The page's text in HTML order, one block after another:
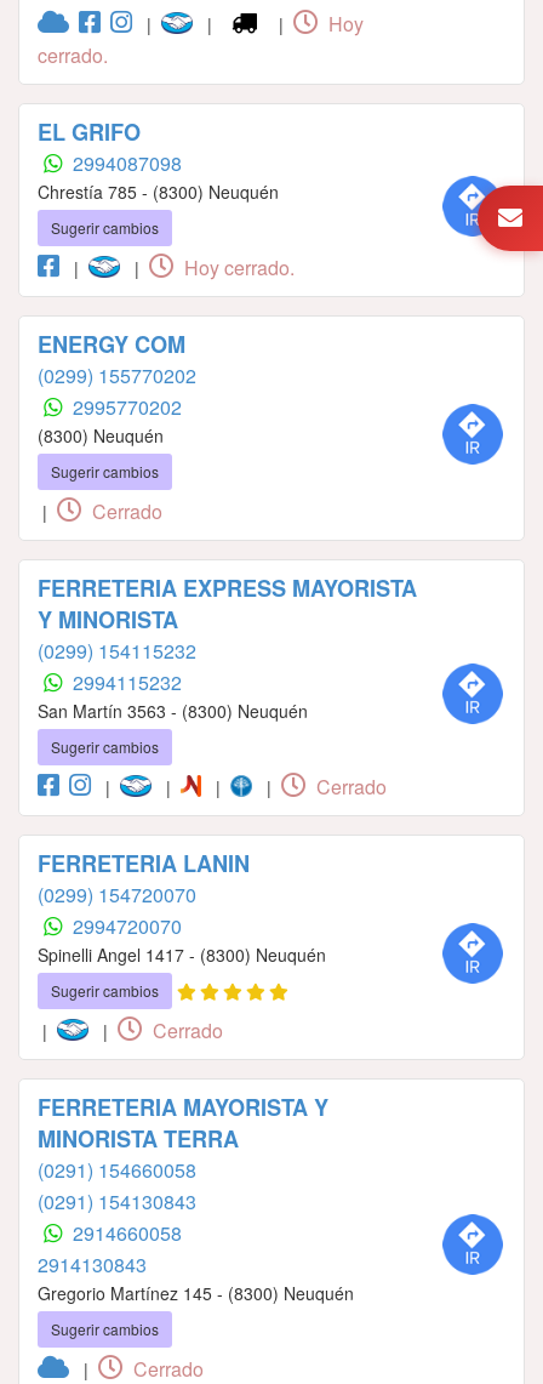
| | |
Hoy
cerrado.
EL GRIFO
2994087098
Chrestía 785 - (8300) Neuquén
Sugerir cambios
| | Hoy cerrado.
ENERGY COM
(0299) 155770202
2995770202
(8300) Neuquén
Sugerir cambios
| Cerrado
FERRETERIA EXPRESS MAYORISTA
Y MINORISTA
(0299) 154115232
2994115232
San Martín 3563 - (8300) Neuquén
Sugerir cambios
| | | | Cerrado
FERRETERIA LANIN
(0299) 154720070
2994720070
Spinelli Angel 1417 - (8300) Neuquén
Sugerir cambios
| | Cerrado
FERRETERIA MAYORISTA Y
MINORISTA TERRA
(0291) 154660058
(0291) 154130843
2914660058
2914130843
Gregorio Martínez 145 - (8300) Neuquén
Sugerir cambios
| Cerrado